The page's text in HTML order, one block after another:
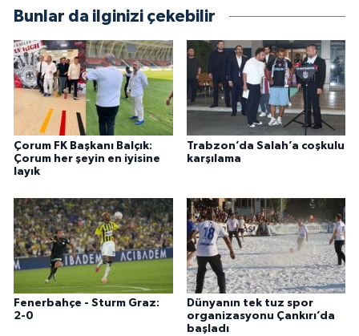
Bunlar da ilginizi çekebilir
Çorum FK Başkanı Balçık:
Çorum her şeyin en iyisine
layık
Trabzon’da Salah’a coşkulu
karşılama
Fenerbahçe - Sturm Graz:
2-0
Dünyanın tek tuz spor
organizasyonu Çankırı’da
başladı